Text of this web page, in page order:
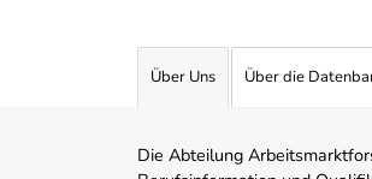
Über Uns Über die
Die Abteilung